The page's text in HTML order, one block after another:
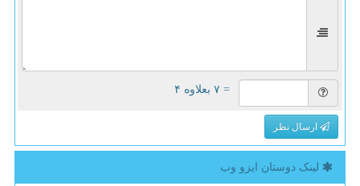
= ۷ بعلاوه ۴
ارسال نظر
لینک دوستان ایزو وب